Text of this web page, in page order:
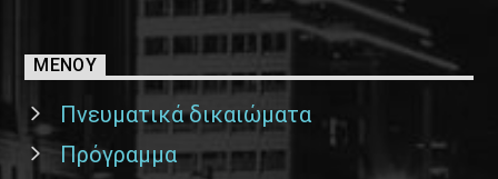
ΜΕΝΟΥ
Πνευματικά δικαιώματα
Πρόγραμμα